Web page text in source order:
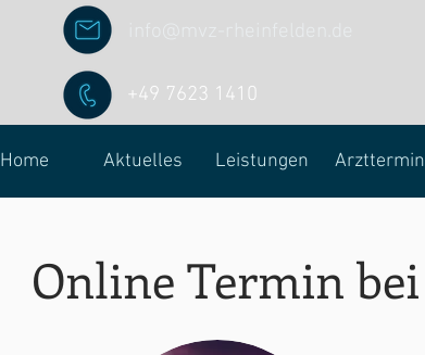
+49 7623 1410
Home Aktuelles Leistungen Arzttermin
Online Termin bei